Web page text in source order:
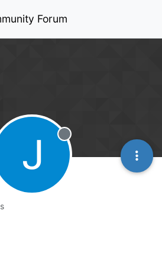
Forum
Offline